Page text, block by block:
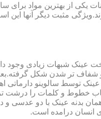
یکی از بهترین مواد
مثبت دیگر آنها این
عینک شبهات زیادی وجود
شفاف تر شدن شکل
همان بدنه عینک با دو
انسان درامده است.